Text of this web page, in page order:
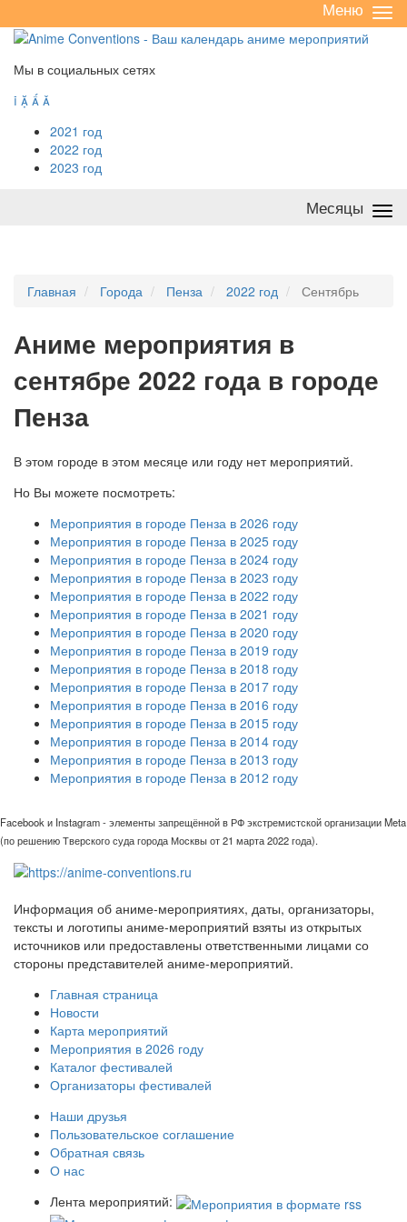
/
Меню
Мы в социальных сетях
   
2021 год
2022 год
2023 год
Месяцы
Главная Города Пенза 2022 год Сентябрь
Аниме мероприятия в
сентябре 2022 года в городе
Пенза
В этом городе в этом месяце или году нет мероприятий.
Но Вы можете посмотреть:
Мероприятия в городе Пенза в 2026 году
Мероприятия в городе Пенза в 2025 году
Мероприятия в городе Пенза в 2024 году
Мероприятия в городе Пенза в 2023 году
Мероприятия в городе Пенза в 2022 году
Мероприятия в городе Пенза в 2021 году
Мероприятия в городе Пенза в 2020 году
Мероприятия в городе Пенза в 2019 году
Мероприятия в городе Пенза в 2018 году
Мероприятия в городе Пенза в 2017 году
Мероприятия в городе Пенза в 2016 году
Мероприятия в городе Пенза в 2015 году
Мероприятия в городе Пенза в 2014 году
Мероприятия в городе Пенза в 2013 году
Мероприятия в городе Пенза в 2012 году
Facebook и Instagram - элементы запрещённой в РФ экстремистской организации Meta
(по решению Тверского суда города Москвы от 21 марта 2022 года).
Информация об аниме-мероприятиях, даты, организаторы,
тексты и логотипы аниме-мероприятий взяты из открытых
источников или предоставлены ответственными лицами со
стороны представителей аниме-мероприятий.
Главная страница
Новости
Карта мероприятий
Мероприятия в 2026 году
Каталог фестивалей
Организаторы фестивалей
Наши друзья
Пользовательское соглашение
Обратная связь
О нас
Лента мероприятий: